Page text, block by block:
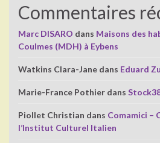
Commentaires
Marc DISARO dans Maisons des
Coulmes (MDH) à Eybens
Watkins Clara-Jane dans Eduard
Marie-France Pothier dans
Piollet Christian dans Comamici –
l’Institut Culturel Italien